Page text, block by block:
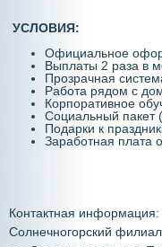
УСЛОВИЯ:
Официальное
Выплаты 2 раза в
Прозрачная
Работа рядом с
Корпоративное
Социальный пакет
Подарки к
Заработная плата
Контактная информация:
Солнечногорский